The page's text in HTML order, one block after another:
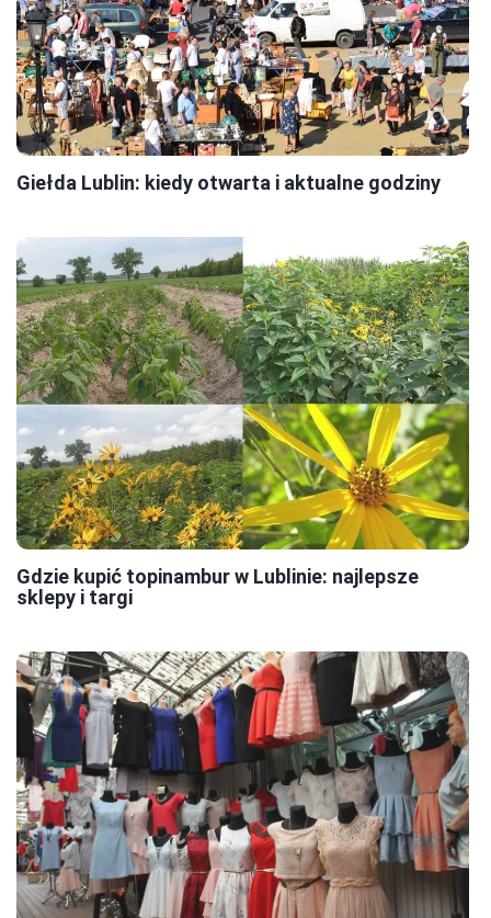
Giełda Lublin: kiedy otwarta i aktualne godziny
Gdzie kupić topinambur w Lublinie: najlepsze
sklepy i targi